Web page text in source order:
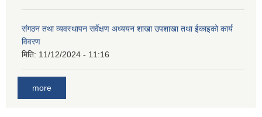
संगठन तथा व्यवस्थापन सर्वेक्षण अध्ययन शाखा उपशाखा तथा ईकाइको कार्य
विवरण
मिति: 11/12/2024 - 11:16
more